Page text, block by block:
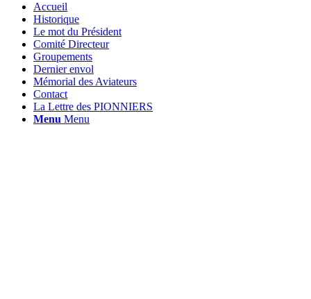
Accueil
Historique
Le mot du Président
Comité Directeur
Groupements
Dernier envol
Mémorial des Aviateurs
Contact
La Lettre des PIONNIERS
Menu Menu